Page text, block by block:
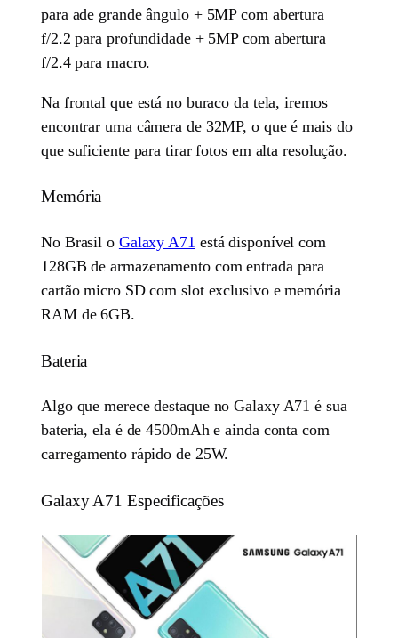
para ade grande ângulo + 5MP com abertura
f/2.2 para profundidade + 5MP com abertura
f/2.4 para macro.
Na frontal que está no buraco da tela, iremos
encontrar uma câmera de 32MP, o que é mais do
que suficiente para tirar fotos em alta resolução.
Memória
No Brasil o Galaxy A71 está disponível com
128GB de armazenamento com entrada para
cartão micro SD com slot exclusivo e memória
RAM de 6GB.
Bateria
Algo que merece destaque no Galaxy A71 é sua
bateria, ela é de 4500mAh e ainda conta com
carregamento rápido de 25W.
Galaxy A71 Especificações